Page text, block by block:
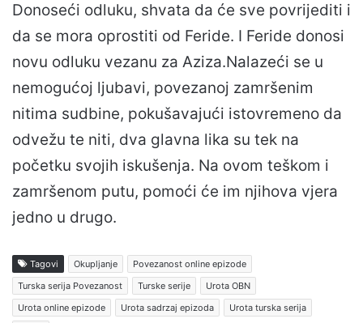
Donoseći odluku, shvata da će sve povrijediti i
da se mora oprostiti od Feride. I Feride donosi
novu odluku vezanu za Aziza.Nalazeći se u
nemogućoj ljubavi, povezanoj zamršenim
nitima sudbine, pokušavajući istovremeno da
odvežu te niti, dva glavna lika su tek na
početku svojih iskušenja. Na ovom teškom i
zamršenom putu, pomoći će im njihova vjera
jedno u drugo.
Tagovi Okupljanje
Povezanost online epizode
Turska serija Povezanost
Turske serije
Urota OBN
Urota online epizode
Urota sadrzaj epizoda
Urota turska serija